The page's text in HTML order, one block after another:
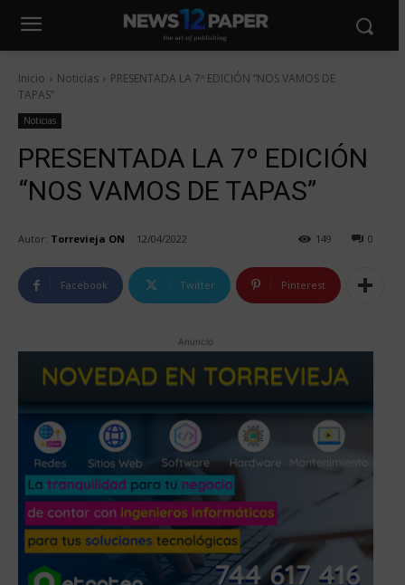
Inicio Noticias
PRESENTADA LA 7º EDICIÓN “NOS VAMOS DE
TAPAS”
Noticias
PRESENTADA LA 7º EDICIÓN
“NOS VAMOS DE TAPAS”
Autor: Torrevieja ON 12/04/2022 0
149
Facebook Twitter Pinterest
Anuncio